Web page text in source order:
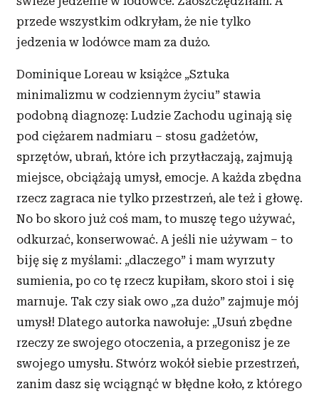
przede wszystkim odkryłam, że nie tylko
jedzenia w lodówce mam za dużo.
Dominique Loreau w książce „Sztuka
minimalizmu w codziennym życiu” stawia
podobną diagnozę: Ludzie Zachodu uginają się
pod ciężarem nadmiaru – stosu gadżetów,
sprzętów, ubrań, które ich przytłaczają, zajmują
miejsce, obciążają umysł, emocje. A każda zbędna
rzecz zagraca nie tylko przestrzeń, ale też i głowę.
No bo skoro już coś mam, to muszę tego używać,
odkurzać, konserwować. A jeśli nie używam – to
biję się z myślami: „dlaczego” i mam wyrzuty
sumienia, po co tę rzecz kupiłam, skoro stoi i się
marnuje. Tak czy siak owo „za dużo” zajmuje mój
umysł! Dlatego autorka nawołuje: „Usuń zbędne
rzeczy ze swojego otoczenia, a przegonisz je ze
swojego umysłu. Stwórz wokół siebie przestrzeń,
zanim dasz się wciągnąć w błędne koło, z którego